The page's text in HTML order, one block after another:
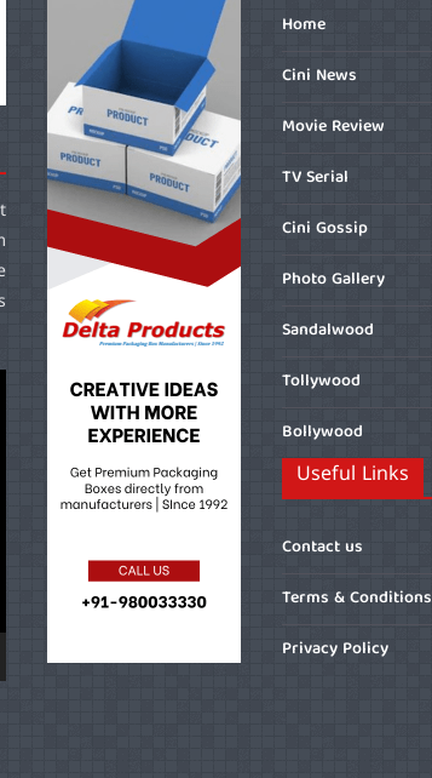
Home
Cini News
Movie Review
TV Serial
Cini Gossip
Photo Gallery
Sandalwood
Tollywood
Bollywood
Useful Links
Contact us
Terms & Conditions
Privacy Policy